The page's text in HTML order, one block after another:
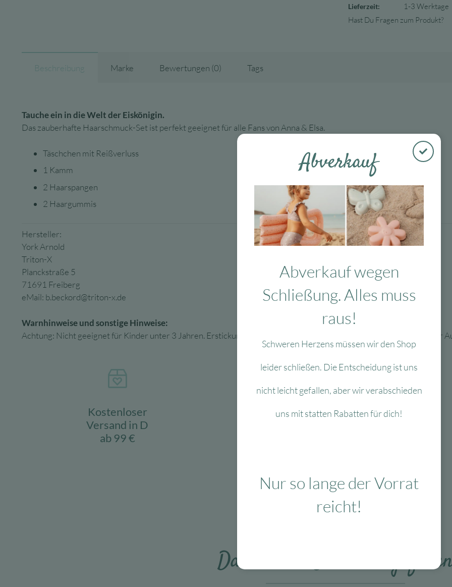
Lieferzeit:
1-3 Werktage
Hast Du Fragen zum Produkt?
Beschreibung Marke Bewertungen (0) Tags
Tauche ein in die Welt der Eiskönigin.
Das zauberhafte Haarschmuck-Set ist perfekt geeignet für alle Fans von Anna & Elsa.
Täschchen mit Reißverluss
1 Kamm
2 Haarspangen
2 Haargummis
Hersteller:
York Arnold
Triton-X
Planckstraße 5
71691 Freiberg
eMail: b.beckord@triton-x.de
Warnhinweise und sonstige Hinweise:
Achtung: Nicht geeignet für Kinder unter 3 Jahren. Erstickungsgefahr aufgrund verschluckbarer Kleinteile. Nur unter
Kostenloser
Versand in D
ab 99 €
Mit viel Liebe
Das Passt dazu
Das könnte Dir auch
Abverkauf
Abverkauf wegen
Schließung. Alles muss
raus!
Schweren Herzens müssen wir den Shop
leider schließen. Die Entscheidung ist uns
nicht leicht gefallen, aber wir verabschieden
uns mit statten Rabatten für dich!
Nur so lange der Vorrat
reicht!